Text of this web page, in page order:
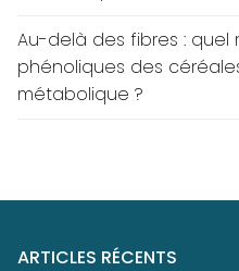
Au-delà des fibres : quel
phénoliques des
métabolique ?
ARTICLES RÉCENTS